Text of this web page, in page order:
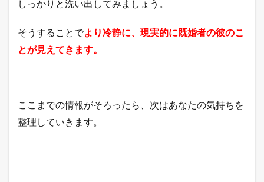
しっかりと洗い出してみましょう。
そうすることでより冷静に、現実的に既婚者の彼のこ
とが見えてきます。
ここまでの情報がそろったら、次はあなたの気持ちを
整理していきます。